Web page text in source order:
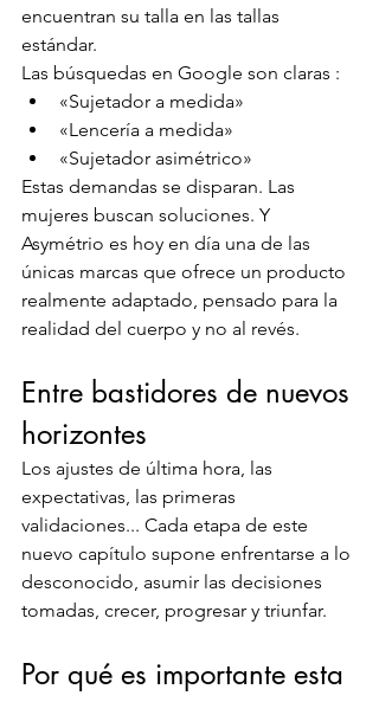
encuentran su talla en las tallas
estándar.
Las búsquedas en Google son claras :
«Sujetador a medida»
«Lencería a medida»
«Sujetador asimétrico»
Estas demandas se disparan. Las
mujeres buscan soluciones. Y
Asymétrio es hoy en día una de las
únicas marcas que ofrece un producto
realmente adaptado, pensado para la
realidad del cuerpo y no al revés.
Entre bastidores de nuevos
horizontes
Los ajustes de última hora, las
expectativas, las primeras
validaciones... Cada etapa de este
nuevo capítulo supone enfrentarse a lo
desconocido, asumir las decisiones
tomadas, crecer, progresar y triunfar.
Por qué es importante esta